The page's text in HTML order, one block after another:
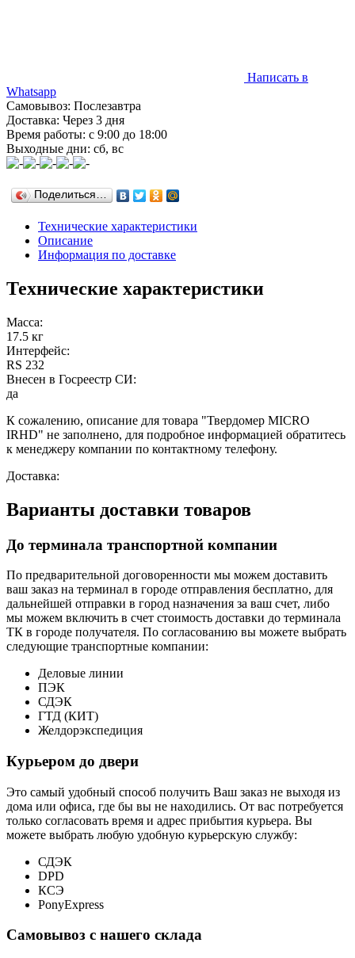
Написать в
Whatsapp
Самовывоз: Послезавтра
Доставка: Через 3 дня
Время работы: с 9:00 до 18:00
Выходные дни: сб, вс
Поделиться…
Технические характеристики
Описание
Информация по доставке
Технические характеристики
Масса:
17.5 кг
Интерфейс:
RS 232
Внесен в Госреестр СИ:
да
К сожалению, описание для товара "Твердомер MICRO
IRHD" не заполнено, для подробное информацией обратитесь
к менеджеру компании по контактному телефону.
Доставка:
Варианты доставки товаров
До терминала транспортной компании
По предварительной договоренности мы можем доставить
ваш заказ на терминал в городе отправления бесплатно, для
дальнейшей отправки в город назначения за ваш счет, либо
мы можем включить в счет стоимость доставки до терминала
ТК в городе получателя. По согласованию вы можете выбрать
следующие транспортные компании:
Деловые линии
ПЭК
СДЭК
ГТД (КИТ)
Желдорэкспедиция
Курьером до двери
Это самый удобный способ получить Ваш заказ не выходя из
дома или офиса, где бы вы не находились. От вас потребуется
только согласовать время и адрес прибытия курьера. Вы
можете выбрать любую удобную курьерскую службу:
СДЭК
DPD
КСЭ
PonyExpress
Самовывоз с нашего склада